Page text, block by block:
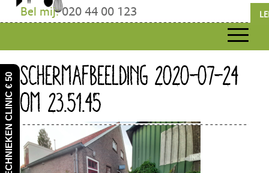
Bel mij:020 44 00 123
SCHERMAFBEELDING 2020-07-24
OM 23.51.45
SNIJTECHNIEKEN CLINIC € 50